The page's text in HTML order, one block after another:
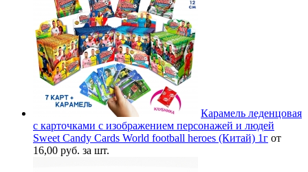
Карамель леденцовая
с карточками с изображением персонажей и людей
Sweet Candy Cards World football heroes (Китай) 1г от
16,00 руб. за шт.